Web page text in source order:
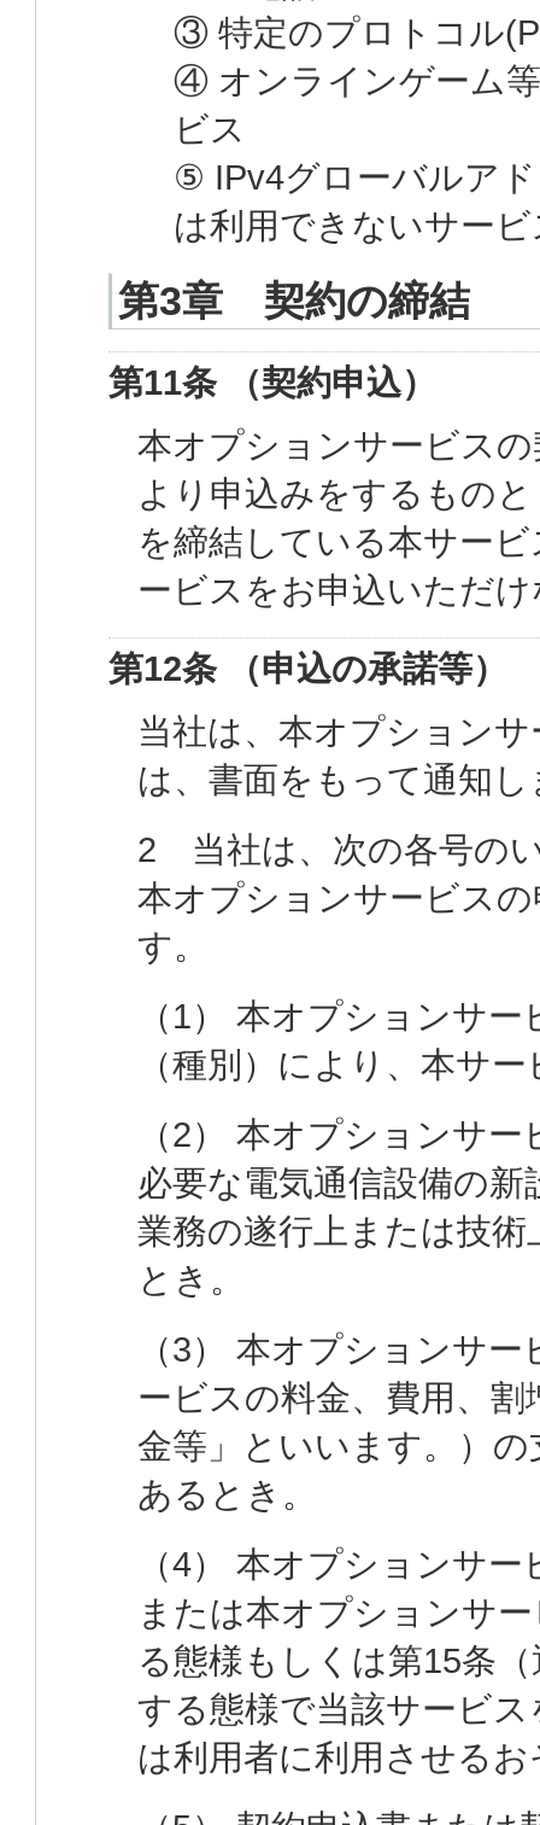
③ 特定のプロトコル
④ オンラインゲーム
ビス
⑤ IPv4グローバルア
は利用できないサービ
第3章 契約の締結
第11条 （契約申込）
本オプションサービス
より申込みをするもの
を締結している本サー
ービスをお申込いただ
第12条 （申込の承諾等）
当社は、本オプション
は、書面をもって通知し
2 当社は、次の各号の
本オプションサービス
す。
（1） 本オプションサ
（種別）により、本サ
（2） 本オプションサ
必要な電気通信設備の
業務の遂行上または技
とき。
（3） 本オプションサ
ービスの料金、費用、
金等」といいます。）
あるとき。
（4） 本オプションサ
または本オプションサ
る態様もしくは第15条
する態様で当該サービ
は利用者に利用させる